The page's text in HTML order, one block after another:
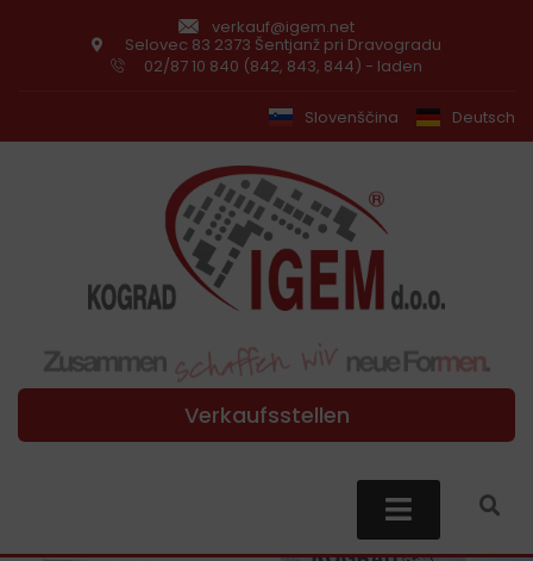
verkauf@igem.net
Selovec 83 2373 Šentjanž pri Dravogradu
02/87 10 840 (842, 843, 844) - laden
Slovenščina Deutsch
Verkaufsstellen